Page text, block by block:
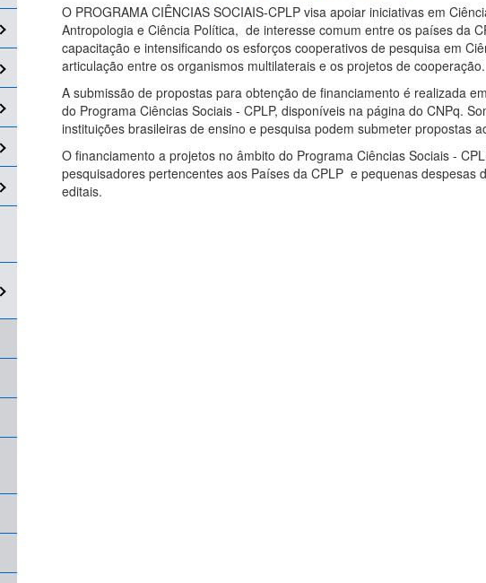
O PROGRAMA CIÊNCIAS SOCIAIS-CPLP visa apoiar iniciativas em
Antropologia e Ciência Política, de interesse comum entre os países da
capacitação e intensificando os esforços cooperativos de pesquisa em
articulação entre os organismos multilaterais e os projetos de cooperação.
A submissão de propostas para obtenção de financiamento é realizada
do Programa Ciências Sociais - CPLP, disponíveis na página do CNPq.
instituições brasileiras de ensino e pesquisa podem submeter propostas
O financiamento a projetos no âmbito do Programa Ciências Sociais -
pesquisadores pertencentes aos Países da CPLP e pequenas despesas
editais.